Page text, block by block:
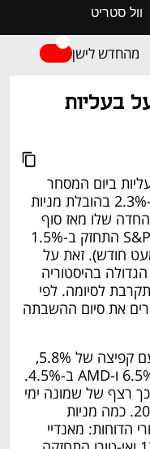
וול סטריט
מהחדש לישן
המסחר בוול סטריט ננעל בעליות
המדדים המובילים בניו יורק רשמו עליות ביום המסחר
הראשון לשבוע זה: נאסד"ק זינק ב-2.3% בהובלת מניות
השבבים ורשם את העלייה היומית החדה שלו מאז סוף
(העלייה היומית החדה שלו מזה כמעט חודש). זאת על
ירידות - הארוך ביותר שלה מאז 2011. כמה מניות